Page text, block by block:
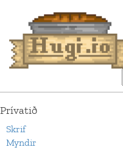
Prívatið
Skrif
Myndir